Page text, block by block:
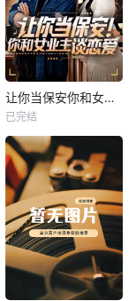
热播
未知
让你当保安你和女业主谈恋爱
已完结